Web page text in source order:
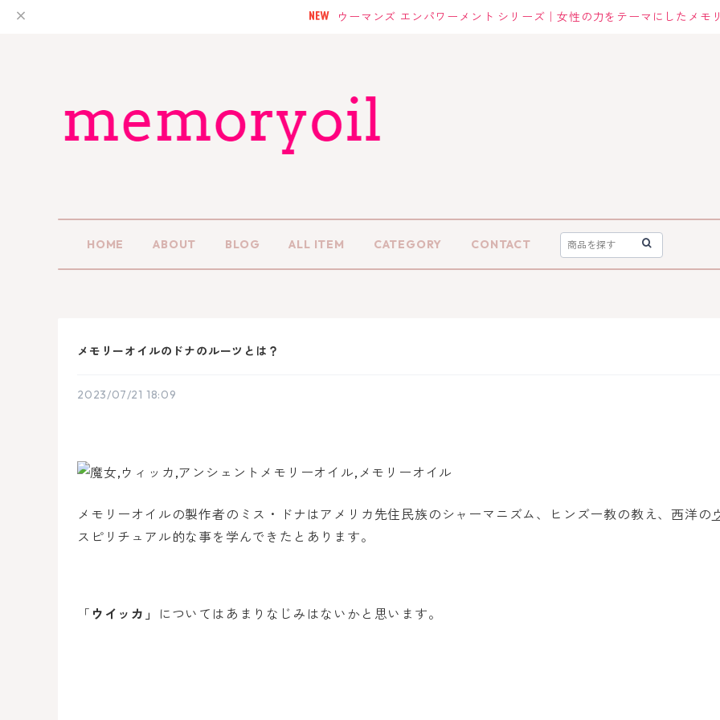
ウーマンズ エンパワーメント シリーズ｜女性の力をテーマにしたメモ
HOME ABOUT BLOG ALL ITEM CATEGORY CONTACT
メモリーオイルのドナのルーツとは？
2023/07/21 18:09
メモリーオイルの製作者のミス・ドナはアメリカ先住民族のシャーマニズム、ヒンズー教の教え、西洋の
スピリチュアル的な事を学んできたとあります。
「 ウイッカ」 についてはあまりなじみはないかと思います。